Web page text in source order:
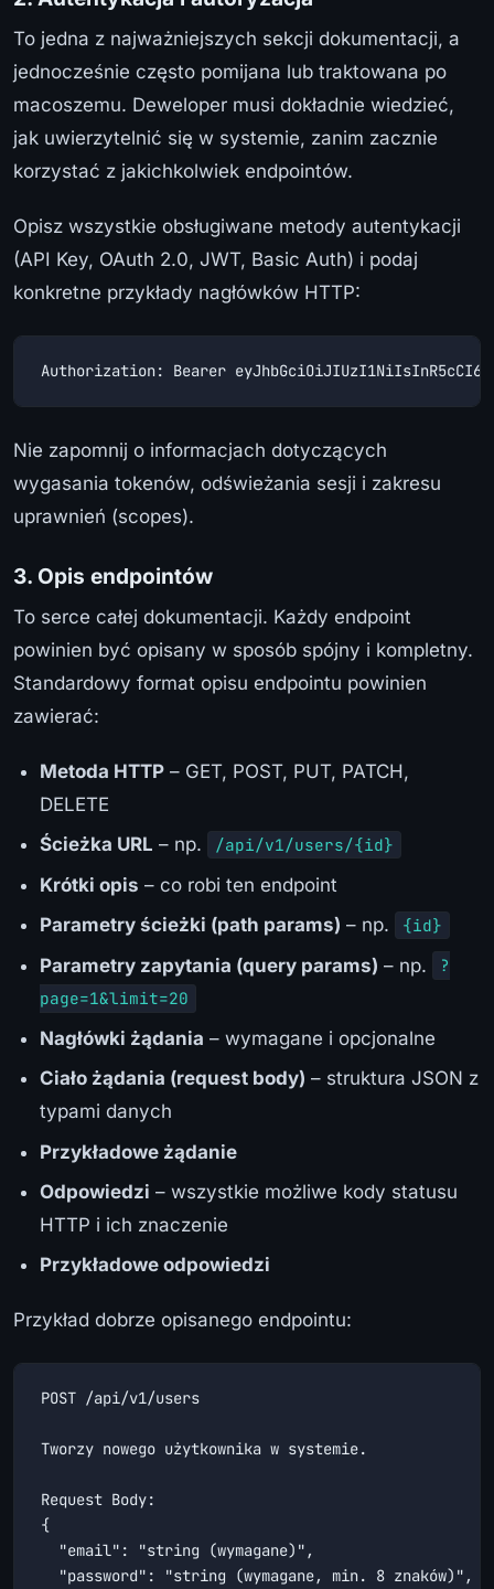
To jedna z najważniejszych sekcji dokumentacji, a
jednocześnie często pomijana lub traktowana po
macoszemu. Deweloper musi dokładnie wiedzieć,
jak uwierzytelnić się w systemie, zanim zacznie
korzystać z jakichkolwiek endpointów.
Opisz wszystkie obsługiwane metody autentykacji
(API Key, OAuth 2.0, JWT, Basic Auth) i podaj
konkretne przykłady nagłówków HTTP:
Authorization: Bearer
Nie zapomnij o informacjach dotyczących
wygasania tokenów, odświeżania sesji i zakresu
uprawnień (scopes).
3. Opis endpointów
To serce całej dokumentacji. Każdy endpoint
powinien być opisany w sposób spójny i kompletny.
Standardowy format opisu endpointu powinien
zawierać:
Metoda HTTP – GET, POST, PUT, PATCH,
DELETE
Ścieżka URL – np. /api/v1/users/{id}
Krótki opis – co robi ten endpoint
Parametry ścieżki (path params) – np. {id}
Parametry zapytania (query params) – np.
?
page=1&limit=20
Nagłówki żądania – wymagane i opcjonalne
Ciało żądania (request body) – struktura JSON z
typami danych
Przykładowe żądanie
Odpowiedzi – wszystkie możliwe kody statusu
HTTP i ich znaczenie
Przykładowe odpowiedzi
Przykład dobrze opisanego endpointu:
POST /api/v1/users
Tworzy nowego użytkownika w systemie.
Request Body:
{
  "email": "string (wymagane)",
  "password": "string (wymagane, min. 8 znaków)",